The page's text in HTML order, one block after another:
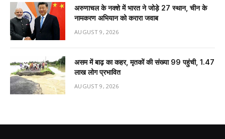
अरुणाचल के नक्शे में भारत ने जोड़े 27 स्थान, चीन के
नामकरण अभियान को करारा जवाब
AUGUST 9, 2026
असम में बाढ़ का कहर, मृतकों की संख्या 99 पहुंची, 1.47
लाख लोग प्रभावित
AUGUST 9, 2026